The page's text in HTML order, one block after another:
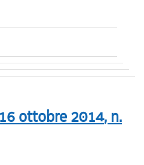
16 ottobre 2014, n.